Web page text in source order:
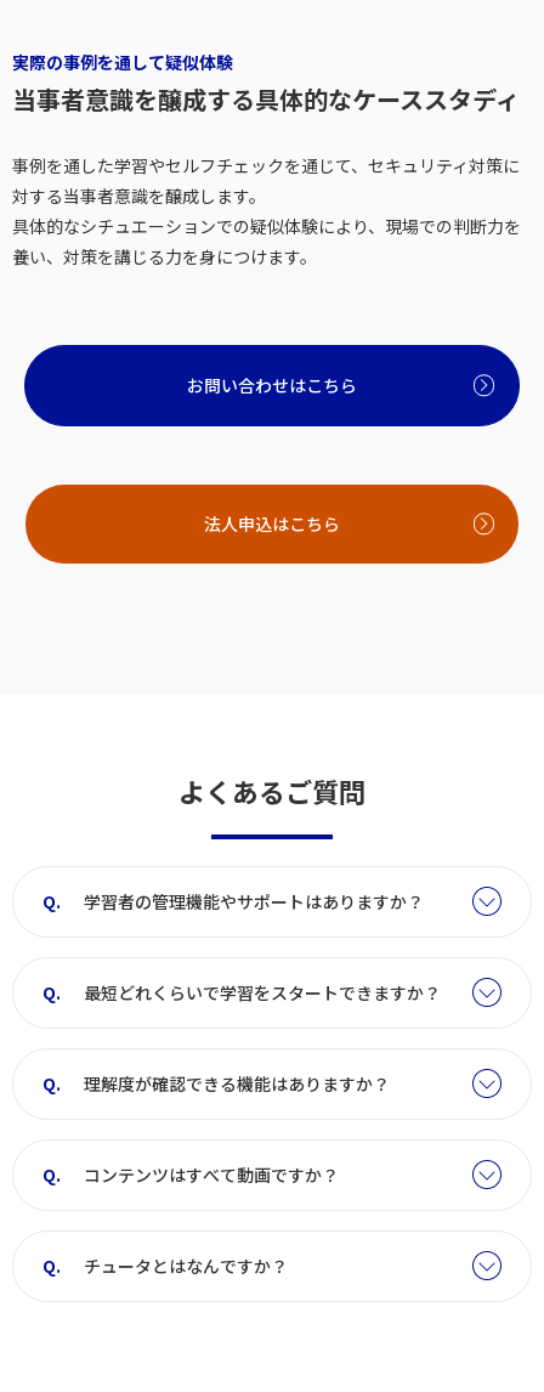
実際の事例を通して疑似体験
当事者意識を醸成する具体的なケーススタディ
事例を通した学習やセルフチェックを通じて、セキュリティ対策に
対する当事者意識を醸成します。
具体的なシチュエーションでの疑似体験により、現場での判断力を
養い、対策を講じる力を身につけます。
お問い合わせはこちら
法人申込はこちら
よくあるご質問
学習者の管理機能やサポートはありますか？
最短どれくらいで学習をスタートできますか？
理解度が確認できる機能はありますか？
コンテンツはすべて動画ですか？
チュータとはなんですか？